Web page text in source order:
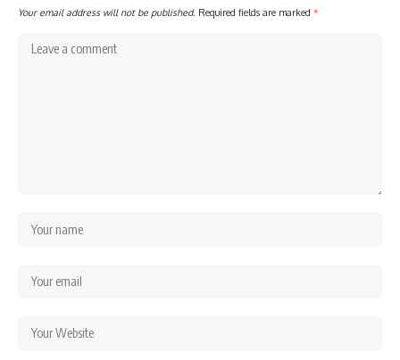
Your email address will not be published. Required fields are marked *